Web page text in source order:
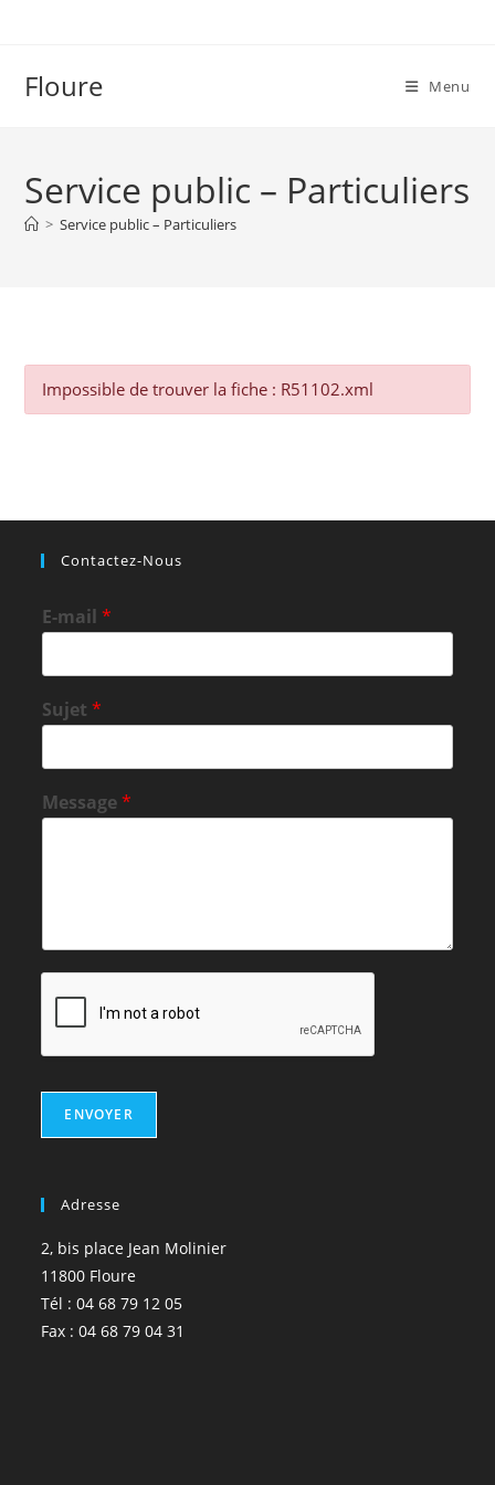
Floure Menu
Service public – Particuliers
> Service public – Particuliers
Impossible de trouver la fiche : R51102.xml
Contactez-Nous
E-mail*
Sujet*
Message*
ENVOYER
Adresse
2, bis place Jean Molinier
11800 Floure
Tél : 04 68 79 12 05
Fax : 04 68 79 04 31